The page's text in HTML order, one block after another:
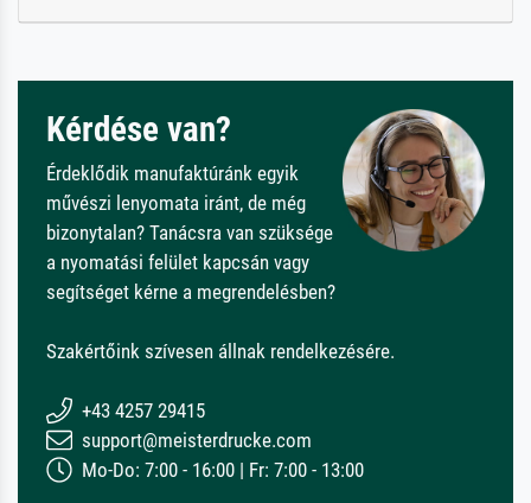
Kérdése van?
Érdeklődik manufaktúránk egyik
művészi lenyomata iránt, de még
bizonytalan? Tanácsra van szüksége
a nyomatási felület kapcsán vagy
segítséget kérne a megrendelésben?
Szakértőink szívesen állnak rendelkezésére.
+43 4257 29415
support@meisterdrucke.com
Mo-Do: 7:00 - 16:00 | Fr: 7:00 - 13:00